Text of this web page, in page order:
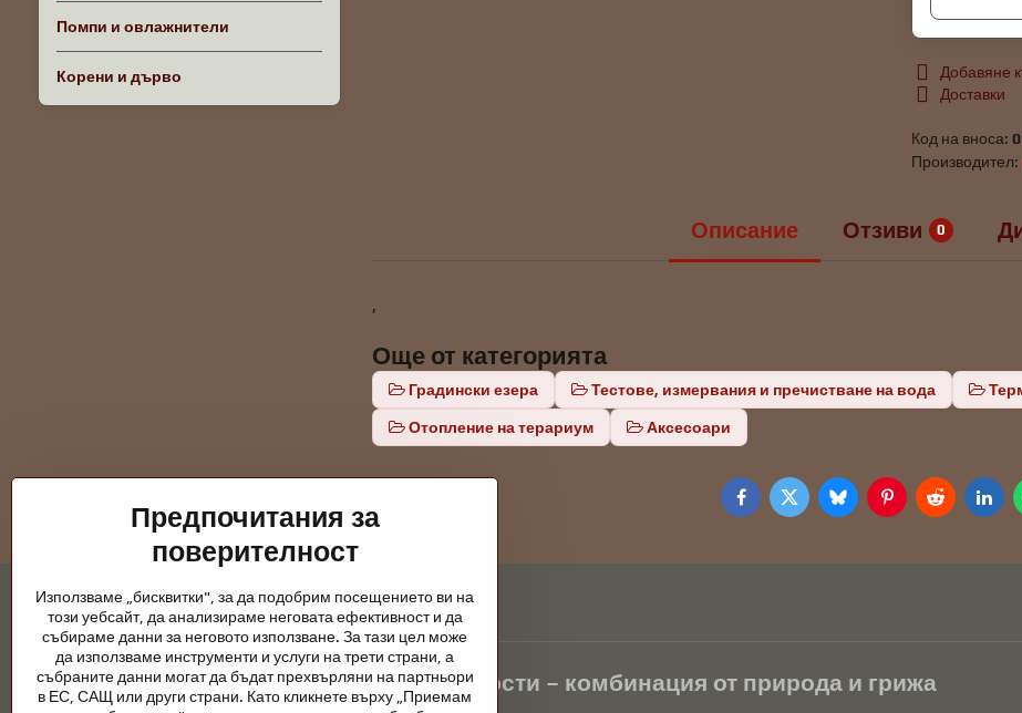
Добавяне
Доставки
Код на вноса:
Производител:
Описание Отзиви 0
,
Още от категорията
Градински езера Тестове, измервания и пречистване на вода
Отопление на терариум Аксесоари
FacebookTwitterBlueskyPinterestReddit
Помпи и овлажнители
Корени и дърво
Градински езера и конски принадлежности – комбинация от природа и грижа
Предпочитания за
поверителност
Използваме „бисквитки", за да подобрим посещението ви на
този уебсайт, да анализираме неговата ефективност и да
събираме данни за неговото използване. За тази цел може
да използваме инструменти и услуги на трети страни, а
събраните данни могат да бъдат прехвърляни на партньори
в ЕС, САЩ или други страни. Като кликнете върху „Приемам